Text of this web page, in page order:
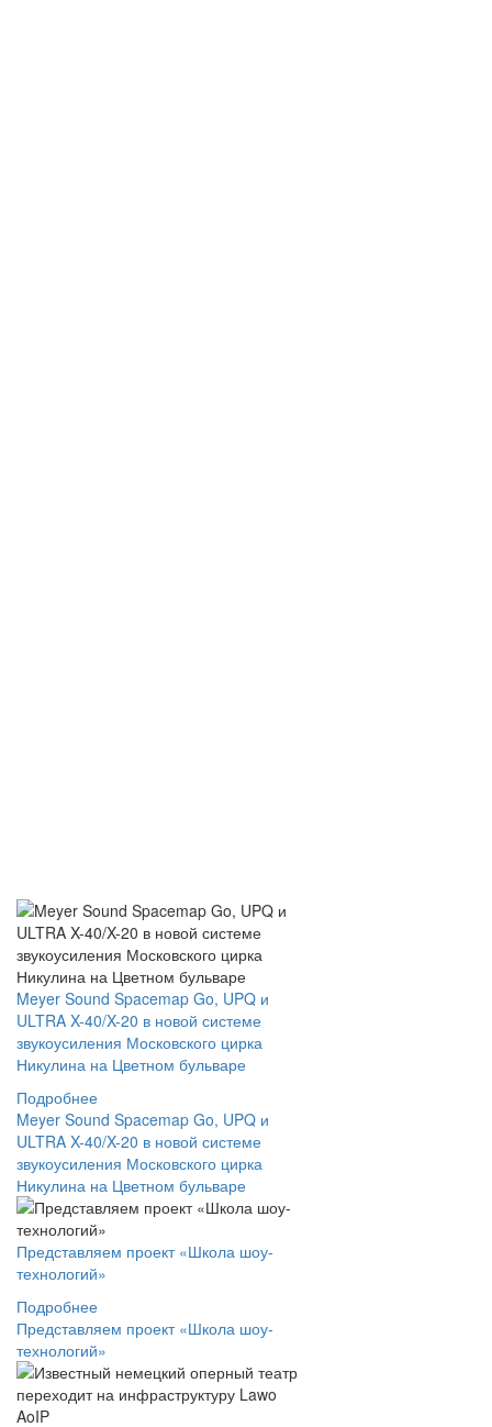
Meyer Sound Spacemap Go, UPQ и
ULTRA X-40/X-20 в новой системе
звукоусиления Московского цирка
Никулина на Цветном бульваре
Подробнее
Meyer Sound Spacemap Go, UPQ и
ULTRA X-40/X-20 в новой системе
звукоусиления Московского цирка
Никулина на Цветном бульваре
Представляем проект «Школа шоу-
технологий»
Подробнее
Представляем проект «Школа шоу-
технологий»